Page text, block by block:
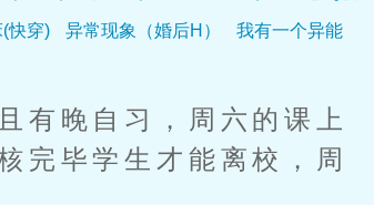
快穿) 异常现象（婚后H） 我有一个异能
晚自习，周六的课上
完毕学生才能离校，周